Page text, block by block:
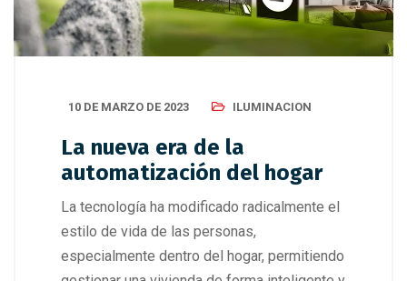
10 DE MARZO DE 2023 ILUMINACION
La nueva era de la
automatización del hogar
La tecnología ha modificado radicalmente el
estilo de vida de las personas,
especialmente dentro del hogar, permitiendo